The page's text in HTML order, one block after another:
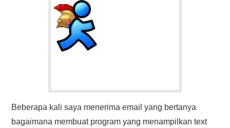
Beberapa kali saya menerima email yang bertanya
bagaimana membuat program yang menampilkan text